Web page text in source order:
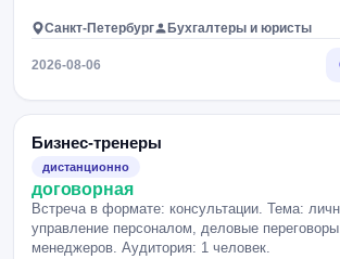
Санкт-Петербург Бухгалтеры и юристы
2026-08-06
Бизнес-тренеры
дистанционно
договорная
Встреча в формате: консультации. Тема:
управление персоналом, деловые
менеджеров. Аудитория: 1 человек.